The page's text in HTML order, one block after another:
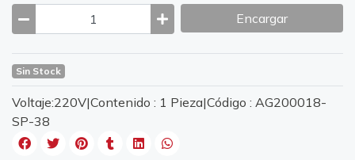
Encargar
Sin Stock
Voltaje:220V|Contenido : 1 Pieza|Código : AG200018-
SP-38